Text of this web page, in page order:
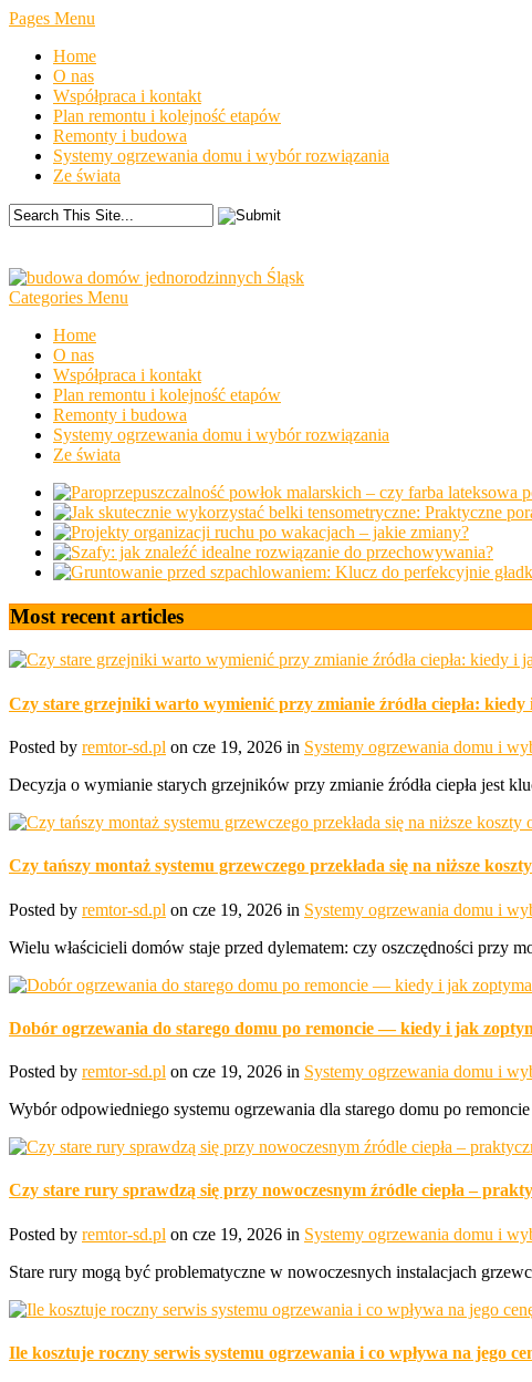
Pages Menu
Home
O nas
Współpraca i kontakt
Plan remontu i kolejność etapów
Remonty i budowa
Systemy ogrzewania domu i wybór rozwiązania
Ze świata
Categories Menu
Home
O nas
Współpraca i kontakt
Plan remontu i kolejność etapów
Remonty i budowa
Systemy ogrzewania domu i wybór rozwiązania
Ze świata
Most recent articles
Czy stare grzejniki warto wymienić przy zmianie źródła ciepła:
Posted by remtor-sd.pl on cze 19, 2026 in Systemy ogrzewania domu i
Decyzja o wymianie starych grzejników przy zmianie źródła ciepła jest
Czy tańszy montaż systemu grzewczego przekłada się na niższe
Posted by remtor-sd.pl on cze 19, 2026 in Systemy ogrzewania domu i
Wielu właścicieli domów staje przed dylematem: czy oszczędności przy
Dobór ogrzewania do starego domu po remoncie — kiedy i jak
Posted by remtor-sd.pl on cze 19, 2026 in Systemy ogrzewania domu i
Wybór odpowiedniego systemu ogrzewania dla starego domu po
Czy stare rury sprawdzą się przy nowoczesnym źródle ciepła –
Posted by remtor-sd.pl on cze 19, 2026 in Systemy ogrzewania domu i
Stare rury mogą być problematyczne w nowoczesnych instalacjach
Ile kosztuje roczny serwis systemu ogrzewania i co wpływa na jego